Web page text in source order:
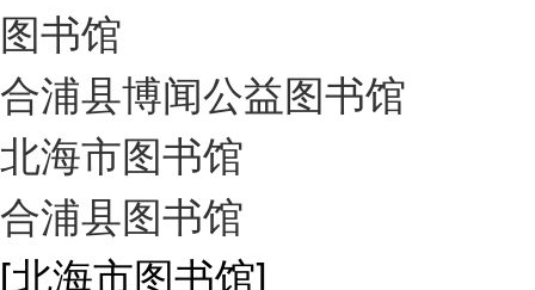
图书馆
合浦县博闻公益图书馆
北海市图书馆
合浦县图书馆
[北海市图书馆]